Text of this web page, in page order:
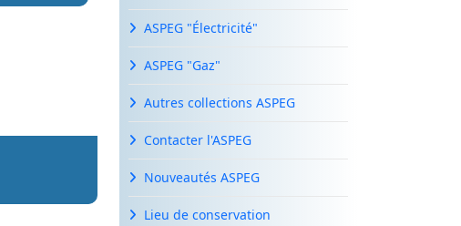
ASPEG "Électricité"
ASPEG "Gaz"
Autres collections ASPEG
Contacter l'ASPEG
Nouveautés ASPEG
Lieu de conservation